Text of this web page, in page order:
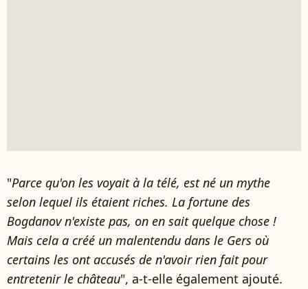
"Parce qu'on les voyait à la télé, est né un mythe
selon lequel ils étaient riches. La fortune des
Bogdanov n'existe pas, on en sait quelque chose !
Mais cela a créé un malentendu dans le Gers où
certains les ont accusés de n'avoir rien fait pour
entretenir le château", a-t-elle également ajouté.